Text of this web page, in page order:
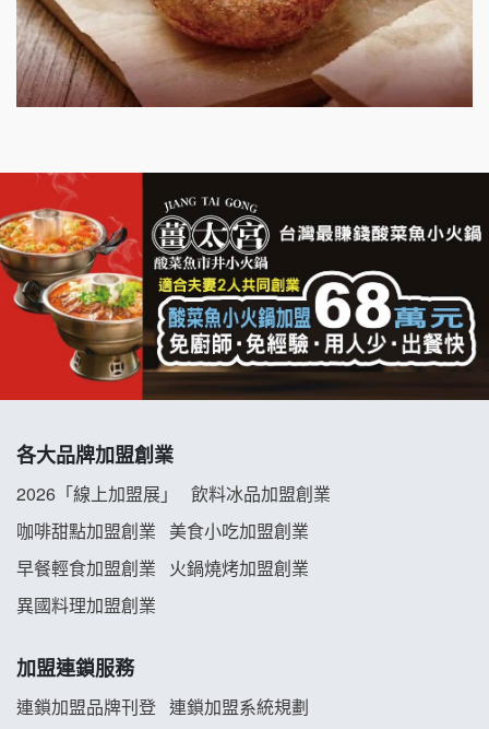
出櫃加盟說明會
千香漢堡加盟說明會
拉亞漢堡加盟說明會
杜芳子古味茶鋪加盟說明會
優握握×酸奶大獅加盟說明會
冬城門加盟說明會
龍涎居好湯加盟說明會
舒油頭加盟說明會
義氣豐發雞加盟說明會
各大品牌加盟創業
2026「線上加盟展」
飲料冰品加盟創業
咖啡甜點加盟創業
美食小吃加盟創業
早餐輕食加盟創業
火鍋燒烤加盟創業
異國料理加盟創業
加盟連鎖服務
連鎖加盟品牌刊登 連鎖加盟系統規劃